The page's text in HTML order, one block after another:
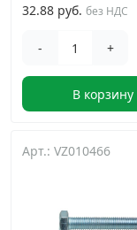
Нержавеющий
Скобяные
32.88 руб. без НДС
- +
В корзину
Арт.: VZ010466